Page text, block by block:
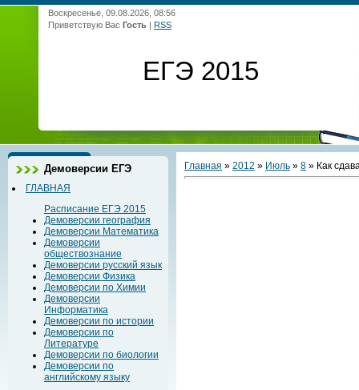
Воскресенье, 09.08.2026, 08:56
Приветствую Вас Гость | RSS
ЕГЭ 2015
Демоверсии ЕГЭ
ГЛАВНАЯ
Расписание ЕГЭ 2015
Демоверсии география
Демоверсии Математика
Демоверсии
обществознание
Демоверсии русский язык
Демоверсии Физика
Демоверсии по Химии
Демоверсии
Информатика
Демоверсии по истории
Демоверсии по
Литературе
Демоверсии по биологии
Демоверсии по
английскому языку
Главная » 2012 » Июль » 8 » Как